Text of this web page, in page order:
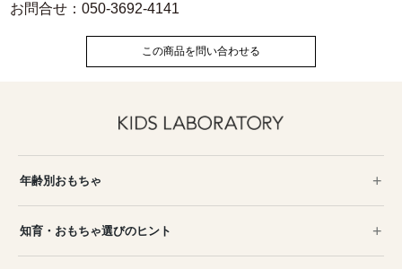
お問合せ：050-3692-4141
この商品を問い合わせる
年齢別おもちゃ
知育・おもちゃ選びのヒント